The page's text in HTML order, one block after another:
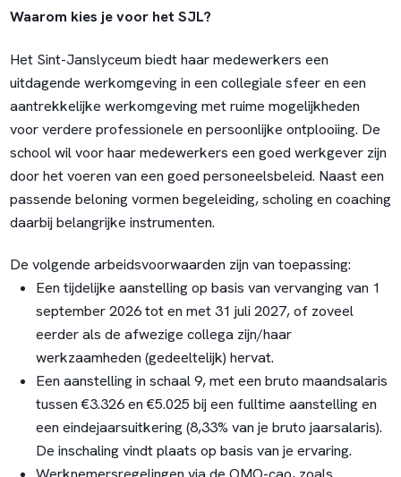
Waarom kies je voor het SJL?
Het Sint-Janslyceum biedt haar medewerkers een
uitdagende werkomgeving in een collegiale sfeer en een
aantrekkelijke werkomgeving met ruime mogelijkheden
voor verdere professionele en persoonlijke ontplooiing. De
school wil voor haar medewerkers een goed werkgever zijn
door het voeren van een goed personeelsbeleid. Naast een
passende beloning vormen begeleiding, scholing en coaching
daarbij belangrijke instrumenten.
De volgende arbeidsvoorwaarden zijn van toepassing:
Een tijdelijke aanstelling op basis van vervanging van 1
september 2026 tot en met 31 juli 2027, of zoveel
eerder als de afwezige collega zijn/haar
werkzaamheden (gedeeltelijk) hervat.
Een aanstelling in schaal 9, met een bruto maandsalaris
tussen €3.326 en €5.025 bij een fulltime aanstelling en
een eindejaarsuitkering (8,33% van je bruto jaarsalaris).
De inschaling vindt plaats op basis van je ervaring.